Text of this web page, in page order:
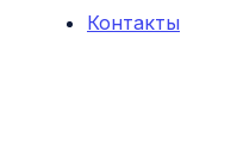
Контакты